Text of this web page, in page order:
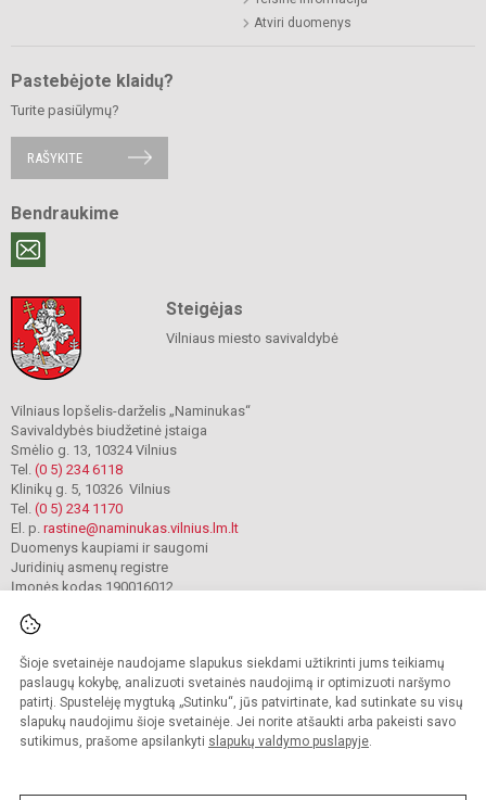
Šioje svetainėje naudojame slapukus siekdami užtikrinti jums teikiamų
paslaugų kokybę, analizuoti svetainės naudojimą ir optimizuoti naršymo
patirtį. Spustelėję mygtuką „Sutinku“, jūs patvirtinate, kad sutinkate su visų
slapukų naudojimu šioje svetainėje. Jei norite atšaukti arba pakeisti savo
sutikimus, prašome apsilankyti slapukų valdymo puslapyje.
Atviri duomenys
Pastebėjote klaidų?
Turite pasiūlymų?
RAŠYKITE
Bendraukime
Steigėjas
Vilniaus miesto savivaldybė
Vilniaus lopšelis-darželis „Naminukas“
Savivaldybės biudžetinė įstaiga
Smėlio g. 13, 10324 Vilnius
Tel. (0 5) 234 6118
Klinikų g. 5, 10326 Vilnius
Tel. (0 5) 234 1170
El. p. rastine@naminukas.vilnius.lm.lt
Duomenys kaupiami ir saugomi
Juridinių asmenų registre
Įmonės kodas 190016012
© 2022. Vilniaus lopšelis darželis Naminukas. Visos teisės saugomos.
Kopijuoti turinį be raštiško darželio administracijos sutikimo griežtai draudžiama.
Prieinamumo paraiška Slapukų valdymas
Sumanus būdas atnaujinti